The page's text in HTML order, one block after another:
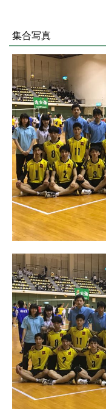
集合写真